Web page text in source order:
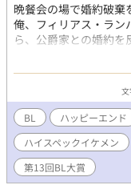
晩餐会の場で婚約破棄
俺、フィリアス・ラン
ら、公爵家との婚約
族の籍からも抜かれ
だろうが、前世である
とをきちんと受け止
とすら許されなくなっ
フォークナーが治める
はなにもしなくていい
前世日本人の血が働
そんなこんなで仕事を
様子に、周囲はもちろ
BL ハッピーエンド
ハイスペックイケメン
第13回BL大賞